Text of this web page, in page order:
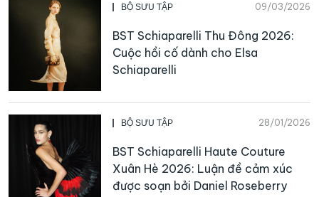
BỘ SƯU TẬP 09/03/2026
BST Schiaparelli Thu Đông 2026:
Cuộc hồi cố dành cho Elsa
Schiaparelli
BỘ SƯU TẬP 28/01/2026
BST Schiaparelli Haute Couture
Xuân Hè 2026: Luận đề cảm xúc
được soạn bởi Daniel Roseberry